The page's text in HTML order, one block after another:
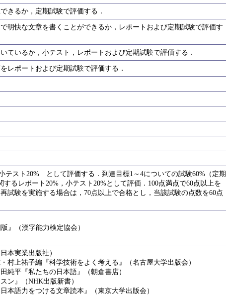
きるか，定期試験で評価する．
明快な文章を書くことができるか，レポートおよび定期試験で評価す
ているか，小テスト，レポートおよび定期試験で評価する．
レポートおよび定期試験で評価する．
スト20% として評価する．到達目標1～4についての試験60%（定期
るレポート20%，小テスト20%として評価．100点満点で60点以上を
試験を実施する場合は，70点以上で合格とし，当該試験の点数を60点
』（漢字能力検定協会）
本実業出版社）
村上祐子編『科学技術をよく考える』（名古屋大学出版会）
純平『私たちの日本語』（朝倉書店）
ン』（NHK出版新書）
本語力をつける文章読本』（東京大学出版会）